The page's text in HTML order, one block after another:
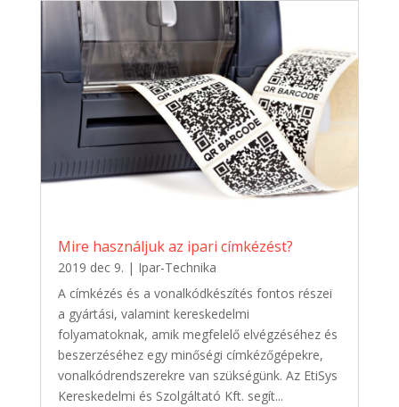
Mire használjuk az ipari címkézést?
2019 dec 9. | Ipar-Technika
A címkézés és a vonalkódkészítés fontos részei
a gyártási, valamint kereskedelmi
folyamatoknak, amik megfelelő elvégzéséhez és
beszerzéséhez egy minőségi címkézőgépekre,
vonalkódrendszerekre van szükségünk. Az EtiSys
Kereskedelmi és Szolgáltató Kft. segít...